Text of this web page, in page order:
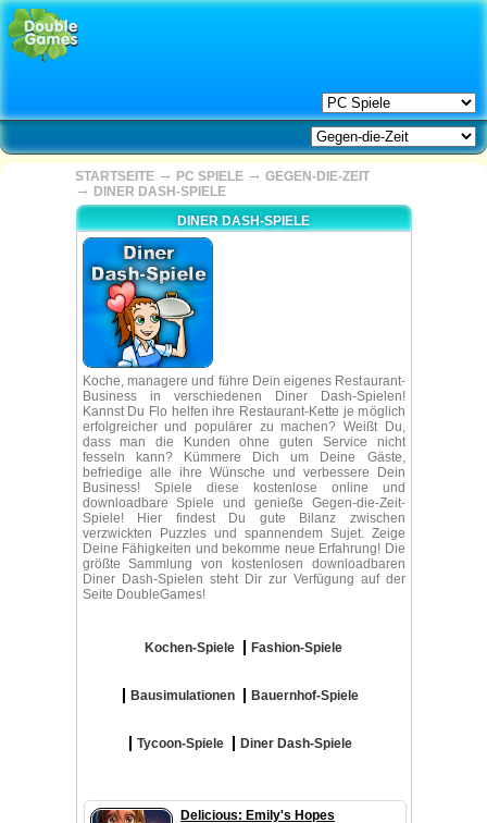
STARTSEITE → PC SPIELE → GEGEN-DIE-ZEIT
→ DINER DASH-SPIELE
DINER DASH-SPIELE
Koche, managere und führe Dein eigenes Restaurant-
Business in verschiedenen Diner Dash-Spielen!
Kannst Du Flo helfen ihre Restaurant-Kette je möglich
erfolgreicher und populärer zu machen? Weißt Du,
dass man die Kunden ohne guten Service nicht
fesseln kann? Kümmere Dich um Deine Gäste,
befriedige alle ihre Wünsche und verbessere Dein
Business! Spiele diese kostenlose online und
downloadbare Spiele und genieße Gegen-die-Zeit-
Spiele! Hier findest Du gute Bilanz zwischen
verzwickten Puzzles und spannendem Sujet. Zeige
Deine Fähigkeiten und bekomme neue Erfahrung! Die
größte Sammlung von kostenlosen downloadbaren
Diner Dash-Spielen steht Dir zur Verfügung auf der
Seite DoubleGames!
Kochen-Spiele Fashion-Spiele
Bausimulationen Bauernhof-Spiele
Tycoon-Spiele Diner Dash-Spiele
Delicious: Emily's Hopes